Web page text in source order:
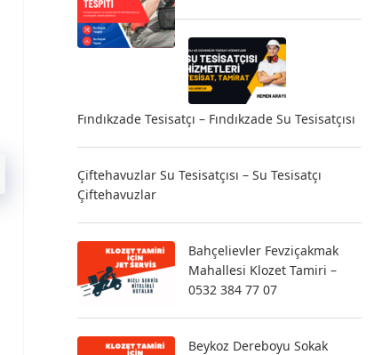
Fındıkzade Tesisatçı – Fındıkzade Su Tesisatçısı
Çiftehavuzlar Su Tesisatçısı – Su Tesisatçı
Çiftehavuzlar
Bahçelievler Fevziçakmak
Mahallesi Klozet Tamiri –
0532 384 77 07
Beykoz Dereboyu Sokak